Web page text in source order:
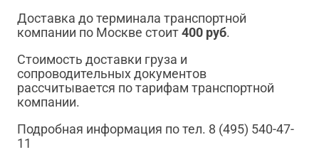
Доставка до терминала транспортной
компании по Москве стоит400 руб.
Стоимость доставки груза и
сопроводительных документов
рассчитывается по тарифам транспортной
компании.
Подробная информация по тел. 8 (495) 540-47-
11